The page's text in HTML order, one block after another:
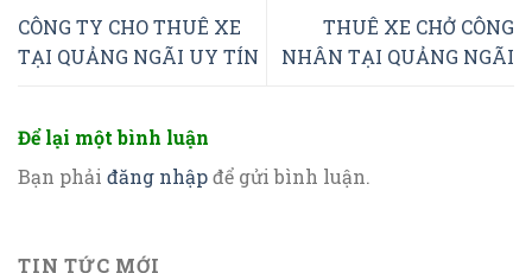
CÔNG TY CHO THUÊ XE
TẠI QUẢNG NGÃI UY TÍN
THUÊ XE CHỞ CÔNG
NHÂN TẠI QUẢNG NGÃI
Để lại một bình luận
Bạn phải đăng nhậpđể gửi bình luận.
TIN TỨC MỚI